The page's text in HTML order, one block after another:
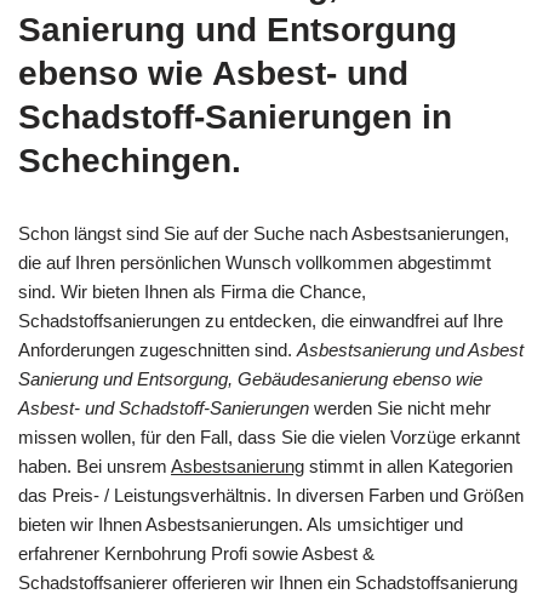
Sanierung und Entsorgung
ebenso wie Asbest- und
Schadstoff-Sanierungen in
Schechingen.
Schon längst sind Sie auf der Suche nach Asbestsanierungen,
die auf Ihren persönlichen Wunsch vollkommen abgestimmt
sind. Wir bieten Ihnen als Firma die Chance,
Schadstoffsanierungen zu entdecken, die einwandfrei auf Ihre
Anforderungen zugeschnitten sind. Asbestsanierung und Asbest
Sanierung und Entsorgung, Gebäudesanierung ebenso wie
Asbest- und Schadstoff-Sanierungen werden Sie nicht mehr
missen wollen, für den Fall, dass Sie die vielen Vorzüge erkannt
haben. Bei unsrem Asbestsanierung stimmt in allen Kategorien
das Preis- / Leistungsverhältnis. In diversen Farben und Größen
bieten wir Ihnen Asbestsanierungen. Als umsichtiger und
erfahrener Kernbohrung Profi sowie Asbest &
Schadstoffsanierer offerieren wir Ihnen ein Schadstoffsanierung